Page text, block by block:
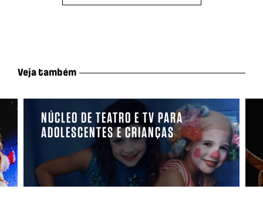
Veja também
NÚCLEO DE TEATRO E TV PARA
ADOLESCENTES E CRIANÇAS